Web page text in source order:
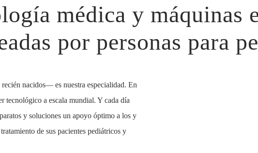
médica y máquinas
por personas para
nacidos— es nuestra especialidad. En
tecnológico a escala mundial. Y cada día
y soluciones un apoyo óptimo a los y
de sus pacientes pediátricos y